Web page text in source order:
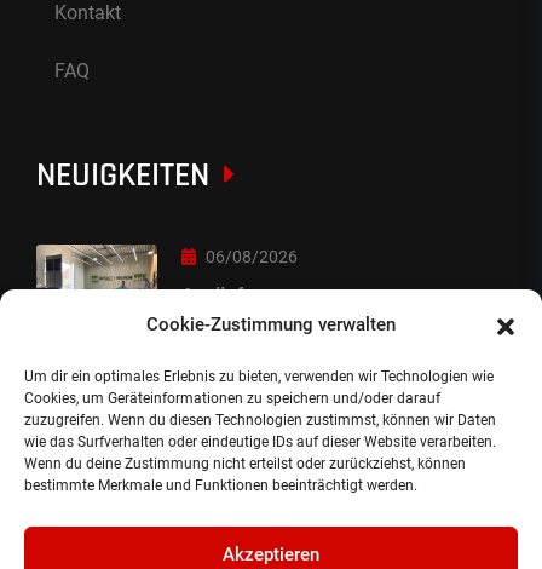
Cookie-Zustimmung verwalten
Um dir ein optimales Erlebnis zu bieten, verwenden wir Technologien wie
Cookies, um Geräteinformationen zu speichern und/oder darauf
zuzugreifen. Wenn du diesen Technologien zustimmst, können wir Daten
wie das Surfverhalten oder eindeutige IDs auf dieser Website verarbeiten.
Wenn du deine Zustimmung nicht erteilst oder zurückziehst, können
bestimmte Merkmale und Funktionen beeinträchtigt werden.
Akzeptieren
Kontakt
FAQ
NEUIGKEITEN
06/08/2026
Auslieferung
05/08/2026
Auslieferung :-)